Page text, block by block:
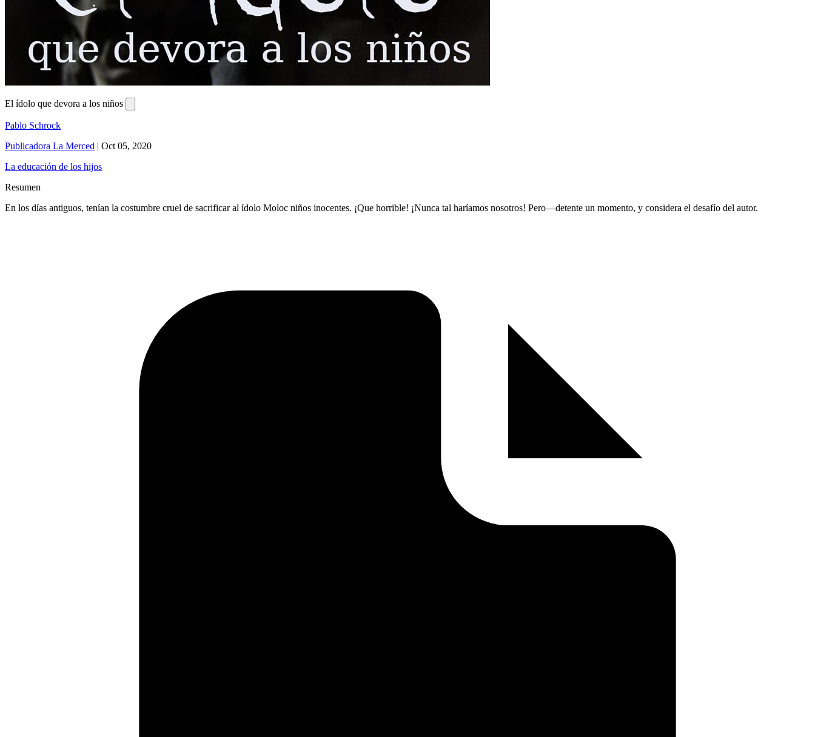
El ídolo que devora a los niños
Pablo Schrock
Publicadora La Merced | Oct 05, 2020
La educación de los hijos
Resumen
En los días antiguos, tenían la costumbre cruel de sacrificar al ídolo Moloc niños inocentes. ¡Que horrible! ¡Nunca tal haríamos nosotros! Pero—detente un momento, y considera el desafío del autor.